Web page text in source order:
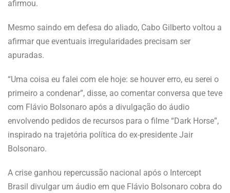
afirmou.
Mesmo saindo em defesa do aliado, Cabo Gilberto voltou a
afirmar que eventuais irregularidades precisam ser
apuradas.
“Uma coisa eu falei com ele hoje: se houver erro, eu serei o
primeiro a condenar”, disse, ao comentar conversa que teve
com Flávio Bolsonaro após a divulgação do áudio
envolvendo pedidos de recursos para o filme “Dark Horse”,
inspirado na trajetória política do ex-presidente Jair
Bolsonaro.
A crise ganhou repercussão nacional após o Intercept
Brasil divulgar um áudio em que Flávio Bolsonaro cobra do